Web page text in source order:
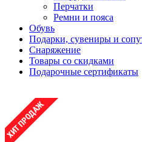
Перчатки
Ремни и пояса
Обувь
Подарки, сувениры и
Снаряжение
Товары со скидками
Подарочные сертификаты